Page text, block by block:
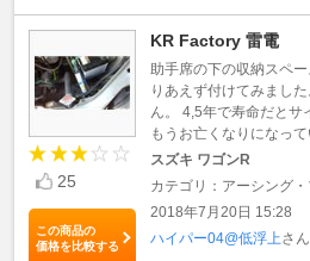
25
この商品の
価格を比較する
KR Factory 雷電
助手席の下の収納スペ
りあえず付けてみまし
ん。 4,5年で寿命だとサ
もうお亡くなりになって
スズキ ワゴンR
カテゴリ：アーシング
2018年7月20日 15:28
ハイパー04@低浮上さん